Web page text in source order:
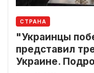
СТРАНА
"Украинцы
представил
Украине.